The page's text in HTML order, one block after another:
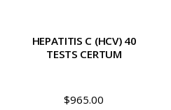
HEPATITIS C (HCV) 40
TESTS CERTUM
$965.00